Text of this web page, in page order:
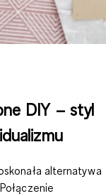
DIY – styl
alternatywa